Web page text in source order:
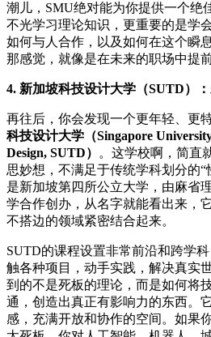
潮儿，SMU绝对能为你提供一个绝
不光学习理论知识，更重要的是学
如何与人合作，以及如何在这个瞬
那感觉，就像是在未来的职场中提
4. 新加坡科技设计大学（SUTD）
再往后，你会发现一个更年轻、
科技设计大学（Singapore
Design, SUTD）
。这学校啊，简直
思妙想，不满足于传统学科划分的
是新加坡第四所公立大学，由麻省
学合作创办，从名字就能看出来，
不搭边的领域紧密结合起来。
SUTD的课程设置非常前沿和跨学
触各种项目，动手实践，解决真实
到的不是死板的理论，而是如何将
通，创造出真正有影响力的东西。
感，充满开放和协作的空间。如果